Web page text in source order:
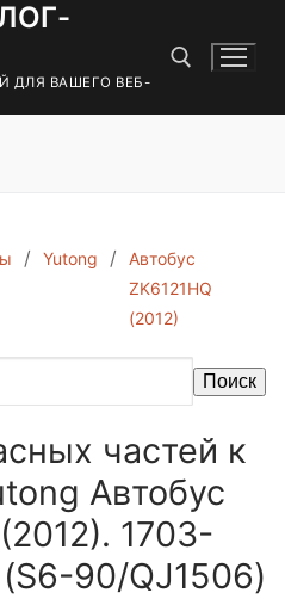
ДЛЯ ВАШЕГО ВЕБ-
Yutong
Автобус
ZK6121HQ
(2012)
Поиск
частей к
Автобус
1703-
90/QJ1506)